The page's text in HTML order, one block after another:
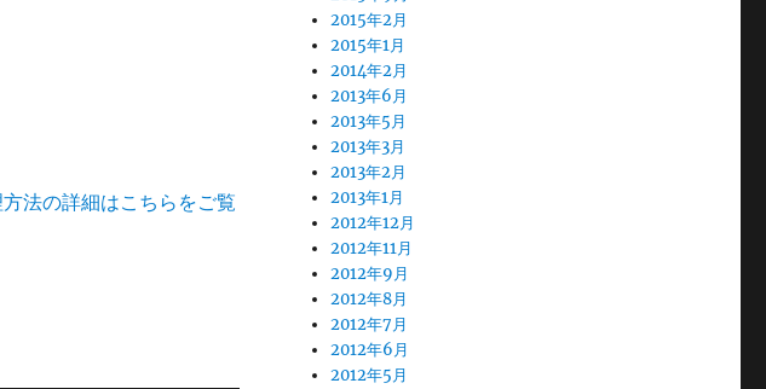
法の詳細はこちらをご覧
2015年2月
2015年1月
2014年2月
2013年6月
2013年5月
2013年3月
2013年2月
2013年1月
2012年12月
2012年11月
2012年9月
2012年8月
2012年7月
2012年6月
2012年5月